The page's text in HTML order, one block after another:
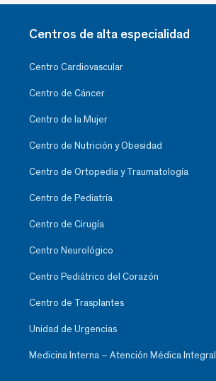
Centros de alta especialidad
Centro Cardiovascular
Centro de Cáncer
Centro de la Mujer
Centro de Nutrición y Obesidad
Centro de Ortopedia y Traumatología
Centro de Pediatría
Centro de Cirugía
Centro Neurológico
Centro Pediátrico del Corazón
Centro de Trasplantes
Unidad de Urgencias
Medicina Interna – Atención Médica Integral